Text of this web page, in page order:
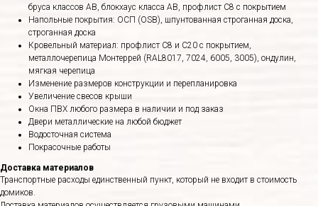
бруса классов АВ, блокхаус класса АВ, профлист С8 с покрытием
Напольные покрытия: ОСП (OSB), шпунтованная строганная доска,
строганная доска
Кровельный материал: профлист С8 и С20 с покрытием,
металлочерепица Монтеррей (RAL8017, 7024, 6005, 3005), ондулин,
мягкая черепица
Изменение размеров конструкции и перепланировка
Увеличение свесов крыши
Окна ПВХ любого размера в наличии и под заказ
Двери металлические на любой бюджет
Водосточная система
Покрасочные работы
Доставка материалов
Транспортные расходы единственный пункт, который не входит в стоимость
домиков.